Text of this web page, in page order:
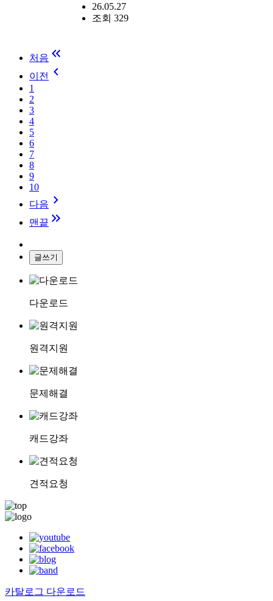
26.05.27
조회 329
처음 keyboard_double_arrow_left
이전 keyboard_arrow_left
1
2
3
4
5
6
7
8
9
10
다음 keyboard_arrow_right
맨끝 keyboard_double_arrow_right
다운로드
원격지원
문제해결
캐드강좌
견적요청
카탈로그 다운로드